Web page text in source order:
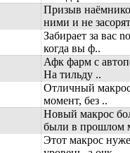
Призыв
ними и не
Забирает за вас
когда вы ф..
Афк фарм с
На тильду ..
Отличный
момент, без ..
Новый макрос
были в прошлом
Этот макрос